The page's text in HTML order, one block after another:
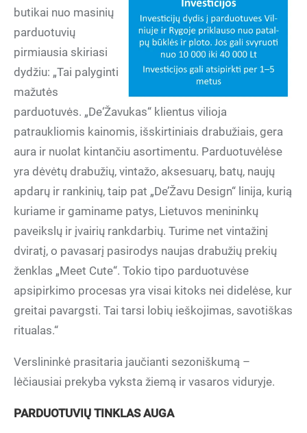
butikai nuo masinių
parduotuvių
pirmiausia skiriasi
dydžiu: „Tai palyginti
mažutės
parduotuvės. „De‘Žavukas“ klientus vilioja
patraukliomis kainomis, išskirtiniais drabužiais, gera
aura ir nuolat kintančiu asortimentu. Parduotuvėlėse
yra dėvėtų drabužių, vintažo, aksesuarų, batų, naujų
apdarų ir rankinių, taip pat „De’Žavu Design“ linija, kurią
kuriame ir gaminame patys, Lietuvos menininkų
paveikslų ir įvairių rankdarbių. Turime net vintažinį
dviratį, o pavasarį pasirodys naujas drabužių prekių
ženklas „Meet Cute“. Tokio tipo parduotuvėse
apsipirkimo procesas yra visai kitoks nei didelėse, kur
greitai pavargsti. Tai tarsi lobių ieškojimas, savotiškas
ritualas.“
Verslininkė prasitaria jaučianti sezoniškumą –
lėčiausiai prekyba vyksta žiemą ir vasaros viduryje.
PARDUOTUVIŲ TINKLAS AUGA